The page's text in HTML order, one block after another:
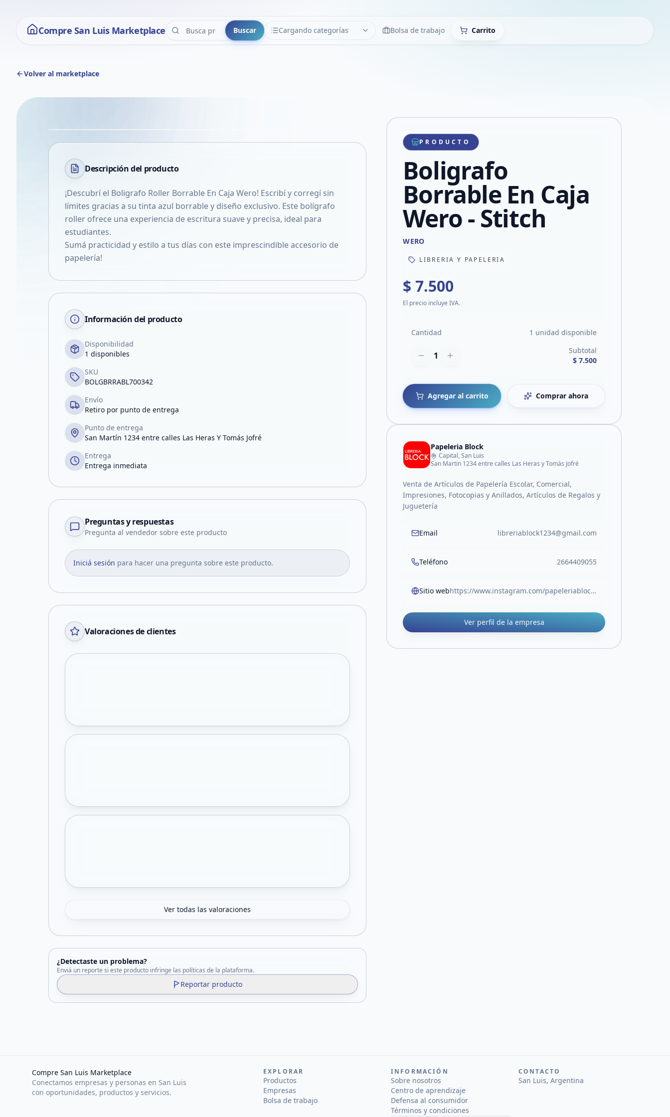
Compre San Luis Marketplace Buscar Cargando categorías
CATEGORÍAS LimpiarBolsa de trabajo Carrito
Volver al marketplace
VER EN PANTALLA COMPLETA
Compartir producto
Compartir por WhatsApp
Compartir por mail
Compartir en Facebook
Compartir en X
Descripción del producto
¡Descubrí el Boligrafo Roller Borrable En Caja Wero! Escribí y corregí sin
límites gracias a su tinta azul borrable y diseño exclusivo. Este bolígrafo
roller ofrece una experiencia de escritura suave y precisa, ideal para
estudiantes.
Sumá practicidad y estilo a tus días con este imprescindible accesorio de
papelería!
Información del producto
Disponibilidad
1 disponibles
SKU
BOLGBRRABL700342
Envío
Retiro por punto de entrega
Punto de entrega
San Martín 1234 entre calles Las Heras Y Tomás Jofré
Entrega
Entrega inmediata
Preguntas y respuestas
Pregunta al vendedor sobre este producto
Iniciá sesión para hacer una pregunta sobre este producto.
Valoraciones de clientes
Ver todas las valoraciones
¿Detectaste un problema?
Enviá un reporte si este producto infringe las políticas de la plataforma.
Reportar producto
PRODUCTO
Boligrafo
Borrable En Caja
Wero - Stitch
WERO
LIBRERIA Y PAPELERIA
$ 7.500
El precio incluye IVA.
Cantidad 1 unidad disponible
1
Subtotal
$ 7.500
Agregar al carrito Comprar ahora
Papeleria Block
Capital, San Luis
San Martin 1234 entre calles Las Heras y Tomás Jofré
Venta de Artículos de Papelería Escolar, Comercial,
Impresiones, Fotocopias y Anillados, Artículos de Regalos y
Juguetería
Email libreriablock1234@gmail.com
Teléfono 2664409055
Sitio web https://www.instagram.com/papeleriablock.sl?igsh=MW05Z3RocjUwOTlvOA%3D%3D
Ver perfil de la empresa
Compre San Luis Marketplace
Conectamos empresas y personas en San Luis
con oportunidades, productos y servicios.
EXPLORAR
Productos
Empresas
Bolsa de trabajo
INFORMACIÓN
Sobre nosotros
Centro de aprendizaje
Defensa al consumidor
Términos y condiciones
CONTACTO
San Luis, Argentina